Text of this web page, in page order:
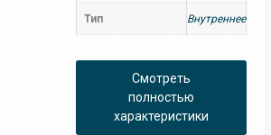
Тип Внутреннее
Смотреть
полностью
характеристики